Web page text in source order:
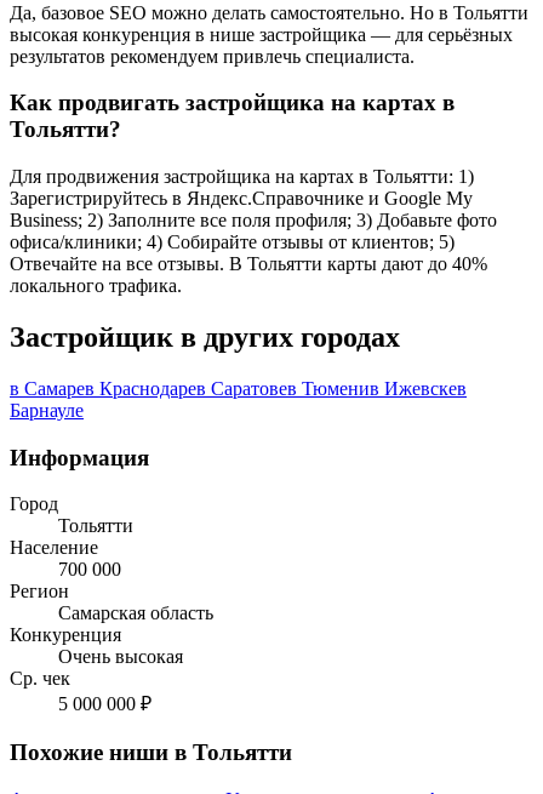
Да, базовое SEO можно делать самостоятельно. Но в Тольятти
высокая конкуренция в нише застройщика — для серьёзных
результатов рекомендуем привлечь специалиста.
Как продвигать застройщика на картах в
Тольятти?
Для продвижения застройщика на картах в Тольятти: 1)
Зарегистрируйтесь в Яндекс.Справочнике и Google My
Business; 2) Заполните все поля профиля; 3) Добавьте фото
офиса/клиники; 4) Собирайте отзывы от клиентов; 5)
Отвечайте на все отзывы. В Тольятти карты дают до 40%
локального трафика.
Застройщик в других городах
в Самарев Краснодарев Саратовев Тюменив Ижевскев
Барнауле
Информация
Город
Тольятти
Население
700 000
Регион
Самарская область
Конкуренция
Очень высокая
Ср. чек
5 000 000 ₽
Похожие ниши в Тольятти